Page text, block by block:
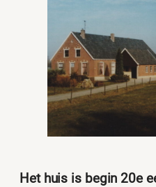
Het huis is begin 20e